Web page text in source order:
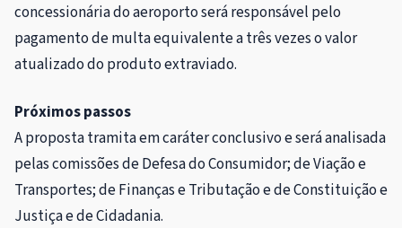
concessionária do aeroporto será responsável pelo
pagamento de multa equivalente a três vezes o valor
atualizado do produto extraviado.
Próximos passos
A proposta tramita emcaráter conclusivoe será analisada
pelas comissões de Defesa do Consumidor; de Viação e
Transportes; de Finanças e Tributação e de Constituição e
Justiça e de Cidadania.